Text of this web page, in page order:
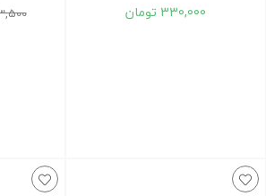
330,000 تومان